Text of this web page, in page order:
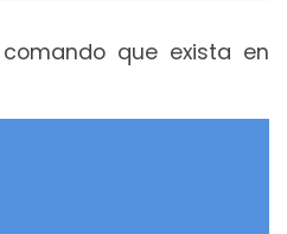
que exista en